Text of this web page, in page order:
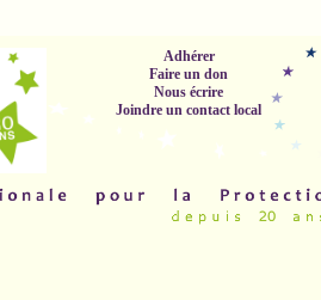
Adhérer
Faire un don
Nous écrire
Joindre un contact local